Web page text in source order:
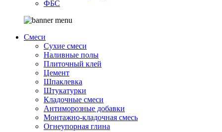
ФБС
Смеси
Сухие смеси
Наливные полы
Плиточный клей
Цемент
Шпаклевка
Штукатурки
Кладочные смеси
Антиморозные добавки
Монтажно-кладочная смесь
Огнеупорная глина